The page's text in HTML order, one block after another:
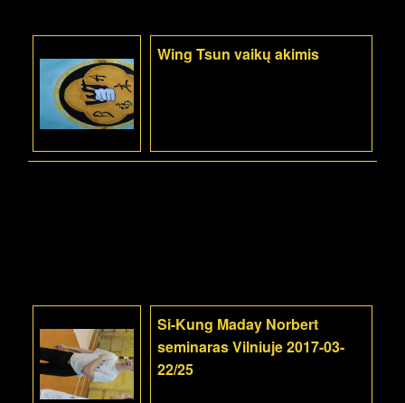
Wing Tsun vaikų akimis
Si-Kung Maday Norbert
seminaras Vilniuje 2017-03-
22/25